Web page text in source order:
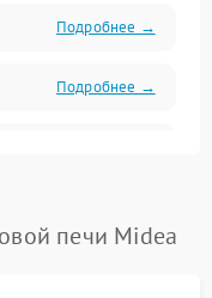
Подробнее →
Подробнее →
Подробнее →
печи Midea